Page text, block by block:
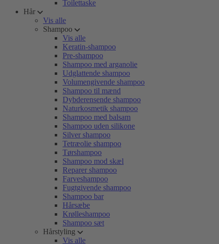
Toilettaske
Hår
Vis alle
Shampoo
Vis alle
Keratin-shampoo
Pre-shampoo
Shampoo med arganolie
Udglattende shampoo
Volumengivende shampoo
Shampoo til mænd
Dybderensende shampoo
Naturkosmetik shampoo
Shampoo med balsam
Shampoo uden silikone
Silver shampoo
Tetræolie shampoo
Tørshampoo
Shampoo mod skæl
Reparer shampoo
Farveshampoo
Fugtgivende shampoo
Shampoo bar
Hårsæbe
Krølleshampoo
Shampoo sæt
Hårstyling
Vis alle